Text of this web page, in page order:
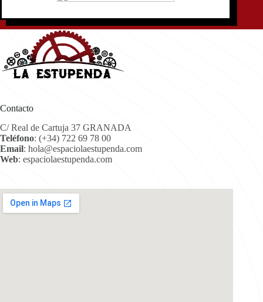
Contacto
C/ Real de Cartuja 37 GRANADA
Teléfono: (+34) 722 69 78 00
Email: hola@espaciolaestupenda.com
Web: espaciolaestupenda.com